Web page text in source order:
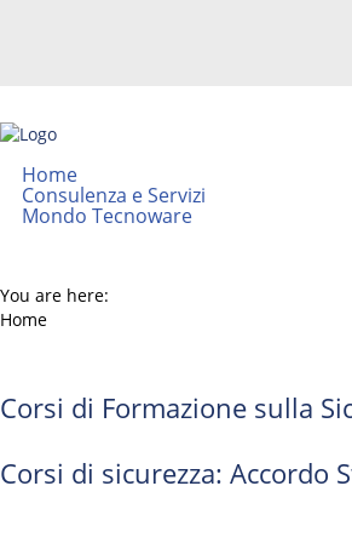
Home
Consulenza e Servizi
Mondo Tecnoware
You are here:
Home
Corsi di Formazione sulla
Corsi di sicurezza: Accordo